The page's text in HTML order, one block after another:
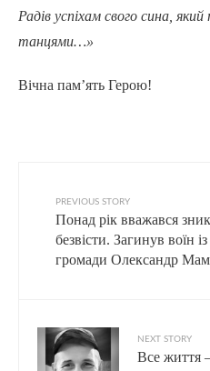
Радів успіхам свого сина,
танцями…»
Вічна пам’ять Герою!
PREVIOUS STORY
Понад рік вважався
безвісти. Загинув воїн
громади Олександр
NEXT STORY
Все життя